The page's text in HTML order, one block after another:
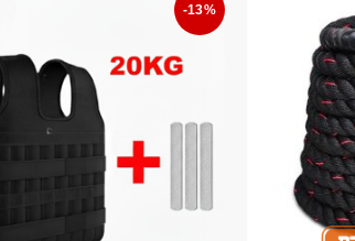
-13%